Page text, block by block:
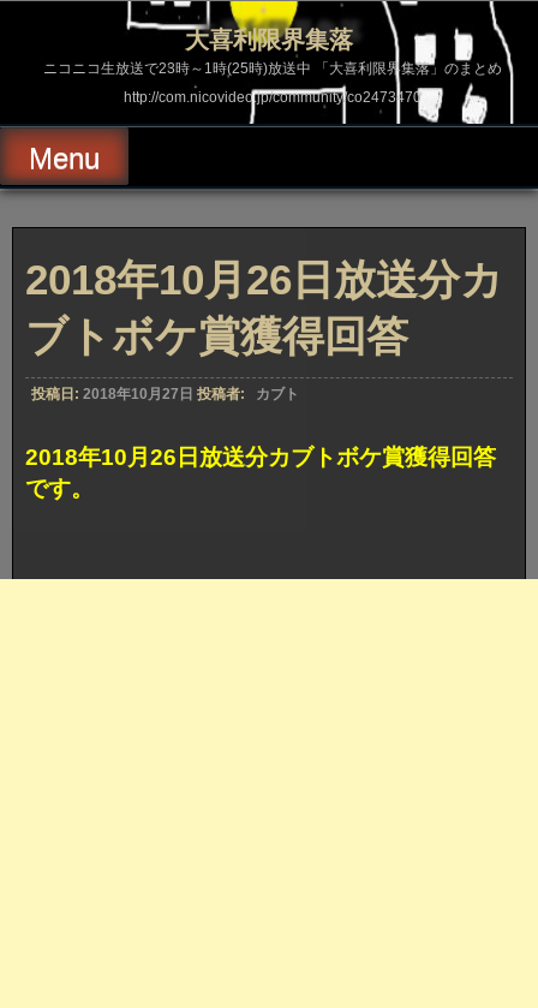
ス
ッ
プ
大喜利限界集落
ニコニコ生放送で23時～1時(25時)放送中 「大喜利限界集落」のまとめ
http://com.nicovideo.jp/community/co2473470
Menu
2018年10月26日放送分カ
ブトボケ賞獲得回答
投稿日: 2018年10月27日 投稿者: カブト
2018年10月26日放送分カブトボケ賞獲得回答
です。